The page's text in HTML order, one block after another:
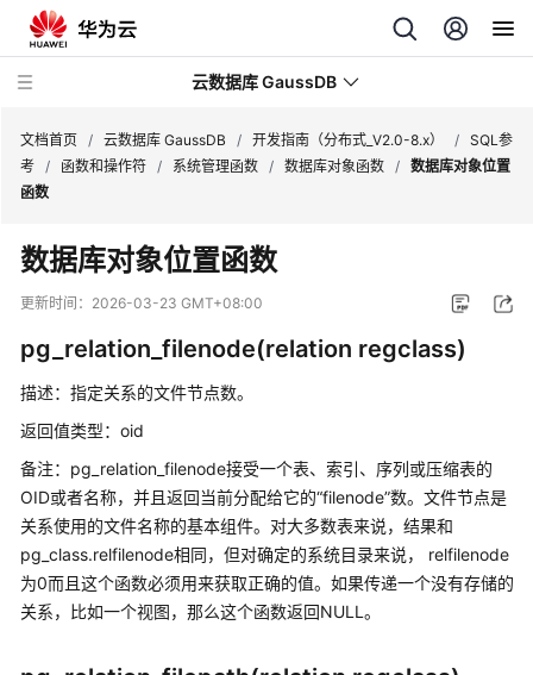
云数据库 GaussDB
新
动
态
服
公
告
产
品
介
绍
计
文档首页 / 云数据库 GaussDB / 开发指南（分布式_V2.0-8.x） / SQL参
考 / 函数和操作符 / 系统管理函数 / 数据库对象函数 / 数据库对象位置
函数
数据库对象位置函数
更新时间： 2026-03-23 GMT+08:00
pg_relation_filenode(relation regclass)
描述：指定关系的文件节点数。
返回值类型：oid
备注：pg_relation_filenode接受一个表、索引、序列或压缩表的
OID或者名称，并且返回当前分配给它的“filenode”数。文件节点是
关系使用的文件名称的基本组件。对大多数表来说，结果和
pg_class.relfilenode相同，但对确定的系统目录来说， relfilenode
为0而且这个函数必须用来获取正确的值。如果传递一个没有存储的
关系，比如一个视图，那么这个函数返回NULL。